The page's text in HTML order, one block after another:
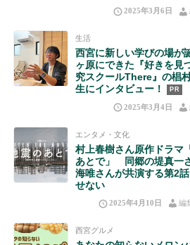
2025年3月6日
生活
西宮に新しい学びの場が
ヶ原にできた『好きを見
究スクールThere』の椙
生にインタビュー！
PR
2025年3月4日
エンタメ・文化
村上春樹さん原作ドラマ
あとで」 同郷の堤真一
海唯さんが共演する第2
せない
2025年4月10日 編
西宮グルメ